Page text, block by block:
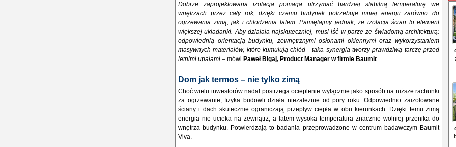
Dobrze zaprojektowana izolacja pomaga utrzymać bardziej stabilną temperaturę we
wnętrzach przez cały rok, dzięki czemu budynek potrzebuje mniej energii zarówno do
ogrzewania zimą, jak i chłodzenia latem. Pamiętajmy jednak, że izolacja ścian to element
większej układanki. Aby działała najskuteczniej, musi iść w parze ze świadomą architekturą:
odpowiednią orientacją budynku, zewnętrznymi osłonami okiennymi oraz wykorzystaniem
masywnych materiałów, które kumulują chłód - taka synergia tworzy prawdziwą tarczę przed
letnimi upałami – mówi Paweł Bigaj, Product Manager w firmie Baumit.
Dom jak termos – nie tylko zimą
Choć wielu inwestorów nadal postrzega ocieplenie wyłącznie jako sposób na niższe rachunki
za ogrzewanie, fizyka budowli działa niezależnie od pory roku. Odpowiednio zaizolowane
ściany i dach skutecznie ograniczają przepływ ciepła w obu kierunkach. Dzięki temu zimą
energia nie ucieka na zewnątrz, a latem wysoka temperatura znacznie wolniej przenika do
wnętrza budynku. Potwierdzają to badania przeprowadzone w centrum badawczym Baumit
Viva.